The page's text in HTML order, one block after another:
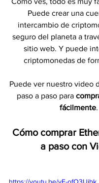
Puede crear una
intercambio de
seguro del planeta a
sitio web. Y puede
criptomonedas de
Puede ver nuestro video
paso a paso para
fácilmente.
Cómo comprar
a paso con